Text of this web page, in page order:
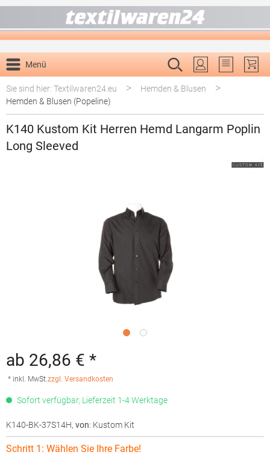
Menü
Du hast 0
Sie sind hier: Textilwaren24.eu
> Hemden & Blusen >
Hemden & Blusen (Popeline)
K140 Kustom Kit Herren Hemd Langarm Poplin
Long Sleeved
ab 26,86 € *
* inkl. MwSt.zzgl. Versandkosten
Sofort verfügbar, Lieferzeit 1-4 Werktage
K140-BK-37S14H, von: Kustom Kit
Schritt 1: Wählen Sie Ihre Farbe!